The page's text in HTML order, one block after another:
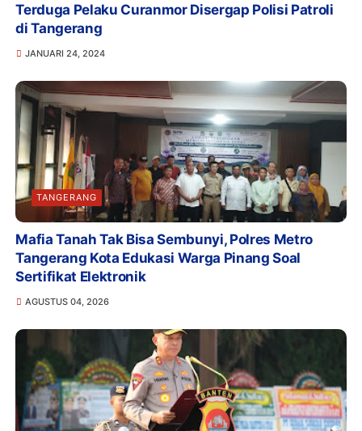
Terduga Pelaku Curanmor Disergap Polisi Patroli
di Tangerang
JANUARI 24, 2024
TANGERANG
Mafia Tanah Tak Bisa Sembunyi, Polres Metro
Tangerang Kota Edukasi Warga Pinang Soal
Sertifikat Elektronik
AGUSTUS 04, 2026